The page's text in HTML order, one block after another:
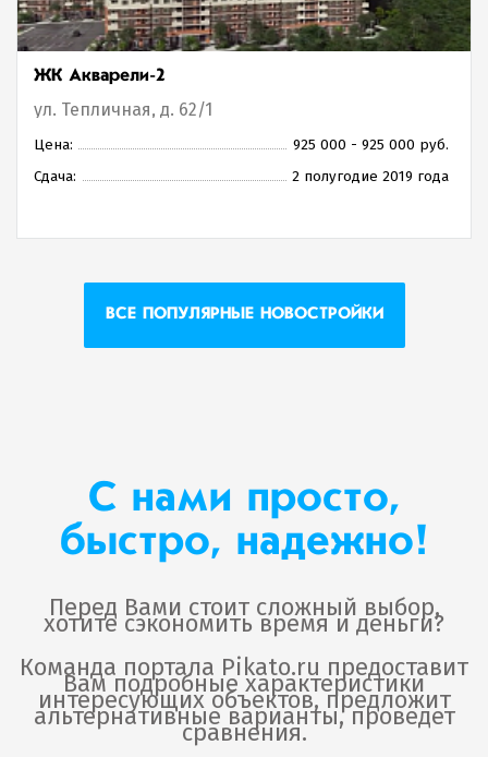
ЖК Акварели-2
ул. Тепличная, д. 62/1
Цена:
925 000 - 925 000 руб.
Сдача:
2 полугодие 2019 года
ВСЕ ПОПУЛЯРНЫЕ НОВОСТРОЙКИ
С нами просто,
быстро, надежно!
Перед Вами стоит сложный выбор,
хотите сэкономить время и деньги?
Команда портала Pikato.ru предоставит
Вам подробные характеристики
интересующих объектов, предложит
альтернативные варианты, проведет
сравнения.